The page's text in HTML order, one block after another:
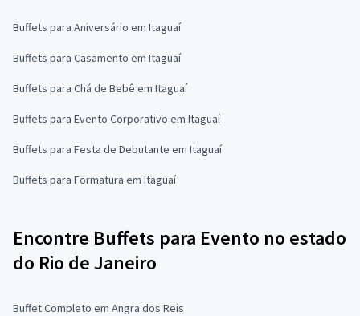
Buffets para Aniversário em Itaguaí
Buffets para Casamento em Itaguaí
Buffets para Chá de Bebê em Itaguaí
Buffets para Evento Corporativo em Itaguaí
Buffets para Festa de Debutante em Itaguaí
Buffets para Formatura em Itaguaí
Encontre Buffets para Evento no estado
do Rio de Janeiro
Buffet Completo em Angra dos Reis